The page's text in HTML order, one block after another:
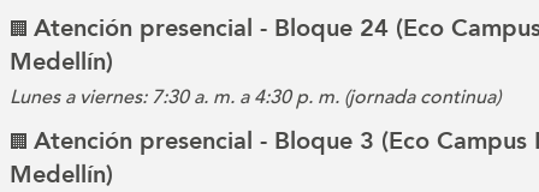
🏢 Atención presencial - Bloque 24 (Eco
Medellín)
Lunes a viernes: 7:30 a. m. a 4:30 p. m. (jornada continua)
🏢 Atención presencial - Bloque 3 (Eco Campus
Medellín)